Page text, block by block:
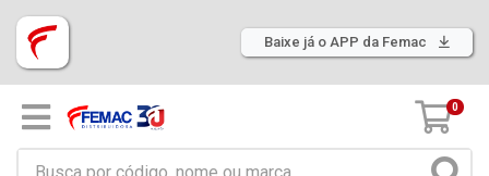
Baixe já o APP da Femac
0